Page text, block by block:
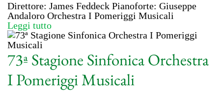
Direttore: James Feddeck Pianoforte: Giuseppe
Andaloro Orchestra I Pomeriggi Musicali
Leggi tutto
73ª Stagione Sinfonica Orchestra
I Pomeriggi Musicali